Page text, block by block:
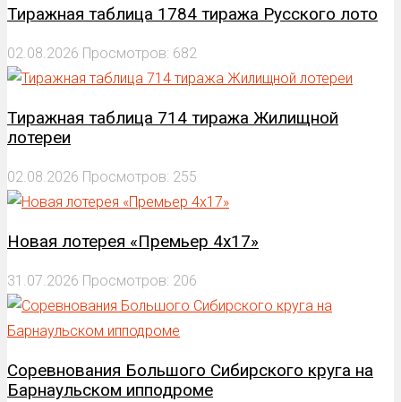
Тиражная таблица 1784 тиража Русского лото
02.08.2026 Просмотров: 682
Тиражная таблица 714 тиража Жилищной
лотереи
02.08.2026 Просмотров: 255
Новая лотерея «Премьер 4х17»
31.07.2026 Просмотров: 206
Соревнования Большого Сибирского круга на
Барнаульском ипподроме